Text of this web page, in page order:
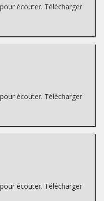
écouter. Télécharger
écouter. Télécharger
écouter. Télécharger